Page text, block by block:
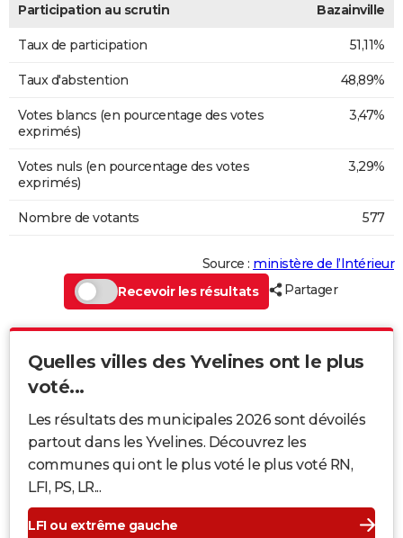
Bricolage
Lifestyle
Culture
Sport
Auto
Television
Voyage
Cinema
Participation au scrutin Bazainville
Taux de participation 51,11%
Taux d'abstention 48,89%
Votes blancs (en pourcentage des votes
exprimés)
3,47%
Votes nuls (en pourcentage des votes
exprimés)
3,29%
Nombre de votants 577
Source : ministère de l’Intérieur
Recevoir les résultats
Partager
Quelles villes des Yvelines ont le plus
voté...
Les résultats des municipales 2026 sont dévoilés
partout dans les Yvelines. Découvrez les
communes qui ont le plus voté le plus voté RN,
LFI, PS, LR...
LFI ou extrême gauche